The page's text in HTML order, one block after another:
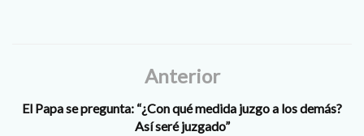
Anterior
El Papa se pregunta: “¿Con qué medida juzgo a los demás?
Así seré juzgado”